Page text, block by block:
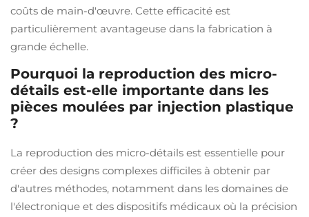
coûts de main-d'œuvre. Cette efficacité est
particulièrement avantageuse dans la fabrication à
grande échelle.
Pourquoi la reproduction des micro-
détails est-elle importante dans les
pièces moulées par injection plastique
?
La reproduction des micro-détails est essentielle pour
créer des designs complexes difficiles à obtenir par
d'autres méthodes, notamment dans les domaines de
l'électronique et des dispositifs médicaux où la précision